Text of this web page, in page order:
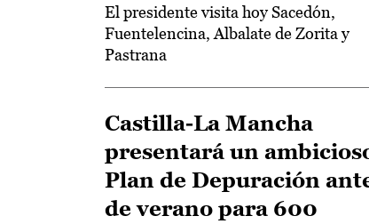
El presidente visita hoy Sacedón,
Fuentelencina, Albalate de Zorita y
Pastrana
Castilla-La Mancha
presentará un
Plan de Depuración
de verano para 600